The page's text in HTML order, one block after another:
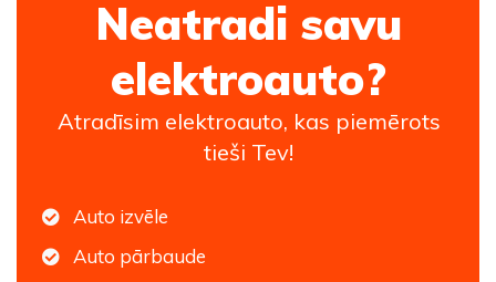
Neatradi savu
elektroauto?
Atradīsim elektroauto, kas piemērots
tieši Tev!
Auto izvēle
Auto pārbaude